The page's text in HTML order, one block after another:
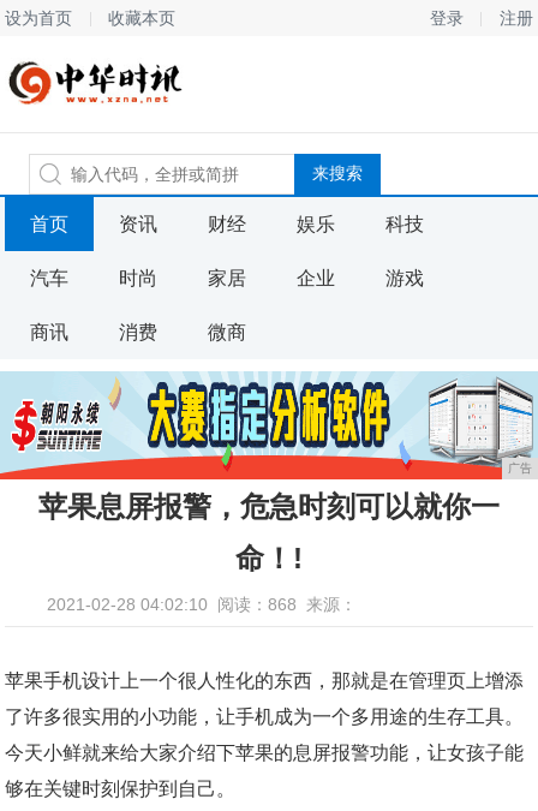
设为首页 收藏本页 登录 注册
首页 资讯 财经 娱乐 科技
汽车 时尚 家居 企业 游戏
商讯 消费 微商
广告
苹果息屏报警，危急时刻可以就你一
命！!
2021-02-28 04:02:10 阅读：868 来源：
苹果手机设计上一个很人性化的东西，那就是在管理页上增添
了许多很实用的小功能，让手机成为一个多用途的生存工具。
今天小鲜就来给大家介绍下苹果的息屏报警功能，让女孩子能
够在关键时刻保护到自己。